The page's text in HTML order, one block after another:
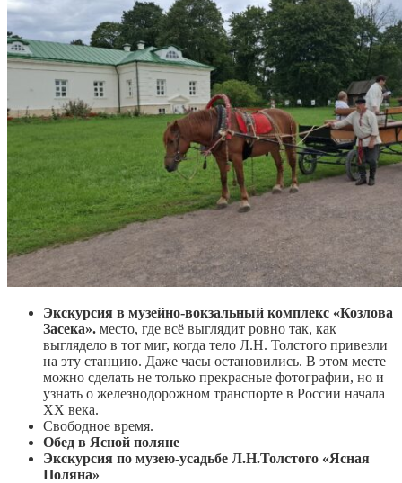
Экскурсия в музейно-вокзальный комплекс «Козлова
Засека». место, где всё выглядит ровно так, как
выглядело в тот миг, когда тело Л.Н. Толстого привезли
на эту станцию. Даже часы остановились. В этом месте
можно сделать не только прекрасные фотографии, но и
узнать о железнодорожном транспорте в России начала
XX века.
Свободное время.
Обед в Ясной поляне
Экскурсия по музею-усадьбе Л.Н.Толстого «Ясная
Поляна»